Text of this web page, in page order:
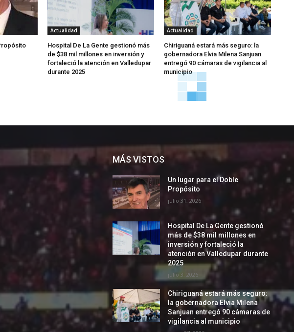
Actualidad
Hospital De La Gente gestionó más
de $38 mil millones en inversión y
fortaleció la atención en Valledupar
durante 2025
Actualidad
Chiriguaná estará más seguro: la
gobernadora Elvia Milena Sanjuan
entregó 90 cámaras de vigilancia al
municipio
MÁS VISTOS
Un lugar para el Doble
Propósito
julio 31, 2026
Hospital De La Gente gestionó
más de $38 mil millones en
inversión y fortaleció la
atención en Valledupar durante
2025
julio 3, 2026
Chiriguaná estará más seguro:
la gobernadora Elvia Milena
Sanjuan entregó 90 cámaras de
vigilancia al municipio